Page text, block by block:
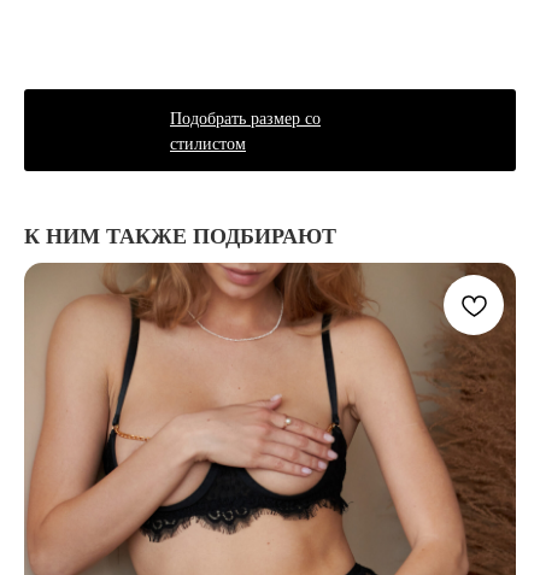
Подобрать размер со
стилистом
К НИМ ТАКЖЕ ПОДБИРАЮТ